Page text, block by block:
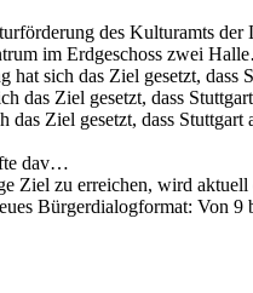
des Kulturamts der
im Erdgeschoss zwei
sich das Ziel gesetzt, dass
das Ziel gesetzt, dass
Ziel gesetzt, dass
dav…
Ziel zu erreichen, wird
Bürgerdialogformat: Von